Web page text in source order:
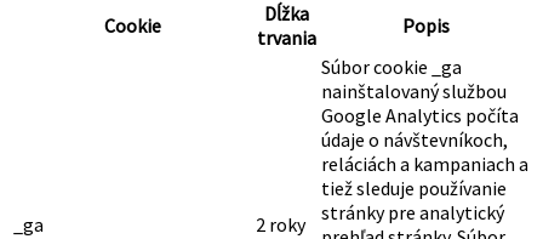
Cookie
Dĺžka
trvania
Popis
_ga 2 roky
Súbor cookie _ga
nainštalovaný službou
Google Analytics počíta
údaje o návštevníkoch,
reláciách a kampaniach a
tiež sleduje používanie
stránky pre analytický